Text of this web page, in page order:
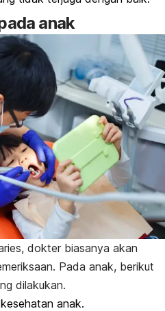
anak
dokter biasanya akan
Pada anak, berikut
dilakukan.
anak.